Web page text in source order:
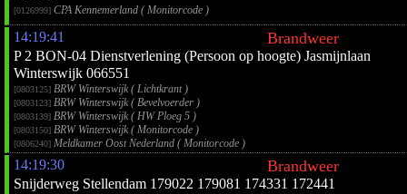
[0126999] CPA Kennemerland ( Monitorcode )
14:19:41 Brandweer
P 2 BON-04 Dienstverlening (Persoon op hoogte) Jasmijnlaan
Winterswijk 066551
[0803125] BRW Winterswijk ( Lichtkrant )
[0803123] BRW Winterswijk ( Bevelvoerder )
[0803139] BRW Winterswijk ( HW Ploeg 5 )
[0803150] BRW Winterswijk ( Monitorcode )
[0806240] Meldkamer Oost Nederland ( Monitorcode )
14:19:30 Brandweer
Snijderweg Stellendam 179022 179081 174331 172441